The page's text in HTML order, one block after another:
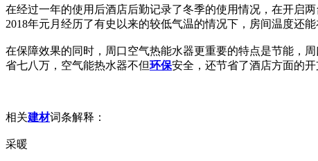
在经过一年的使用后酒店后勤记录了冬季的使用情况，在开启
2018年元月经历了有史以来的较低气温的情况下，房间温度还
在保障效果的同时，周口空气热能水器更重要的特点是节能，
省七八万，空气能热水器不但环保安全，还节省了酒店方面的
相关建材词条解释：
采暖